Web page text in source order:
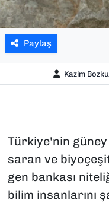
Paylaş
Kazim
Türkiye'nin güney
saran ve
gen bankası
bilim insanlarını